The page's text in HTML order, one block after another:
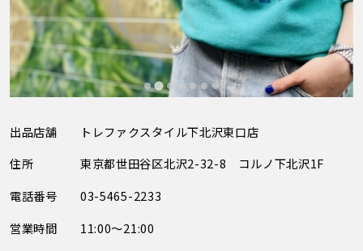
出品店舗
トレファクスタイル下北沢東口店
住所
東京都世田谷区北沢2-32-8 コルノ下北沢1F
電話番号
03-5465-2233
営業時間
11:00～21:00